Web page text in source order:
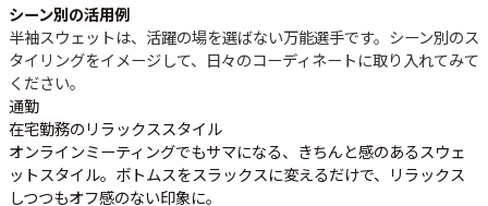
シーン別の活用例
半袖スウェットは、活躍の場を選ばない万能選手です。シーン別のス
タイリングをイメージして、日々のコーディネートに取り入れてみて
ください。
通勤
在宅勤務のリラックススタイル
オンラインミーティングでもサマになる、きちんと感のあるスウェ
ットスタイル。ボトムスをスラックスに変えるだけで、リラックス
しつつもオフ感のない印象に。